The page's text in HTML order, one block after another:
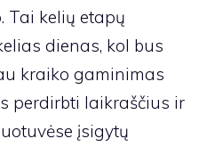
Tai kelių etapų
dienas, kol bus
kraiko gaminimas
perdirbti laikraščius ir
įsigytų